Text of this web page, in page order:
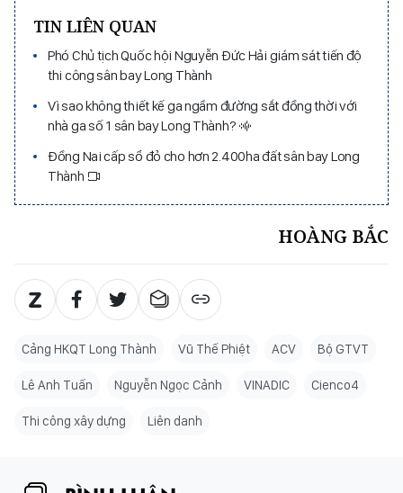
TIN LIÊN QUAN
Phó Chủ tịch Quốc hội Nguyễn Đức Hải giám sát tiến độ
thi công sân bay Long Thành
Vì sao không thiết kế ga ngầm đường sắt đồng thời với
nhà ga số 1 sân bay Long Thành?
Đồng Nai cấp sổ đỏ cho hơn 2.400ha đất sân bay Long
Thành
HOÀNG BẮC
Cảng HKQT Long Thành Vũ Thế Phiệt ACV Bộ GTVT
Lê Anh Tuấn Nguyễn Ngọc Cảnh VINADIC Cienco4
Thi công xây dựng Liên danh